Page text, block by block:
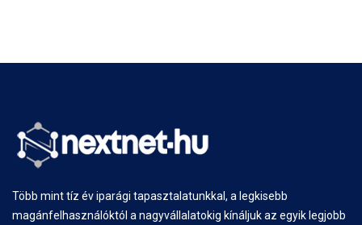
Több mint tíz év iparági tapasztalatunkkal, a legkisebb
magánfelhasználóktól a nagyvállalatokig kínáljuk az egyik legjobb